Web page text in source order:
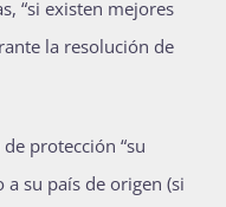
“si existen mejores
la resolución de
protección “su
su país de origen (si